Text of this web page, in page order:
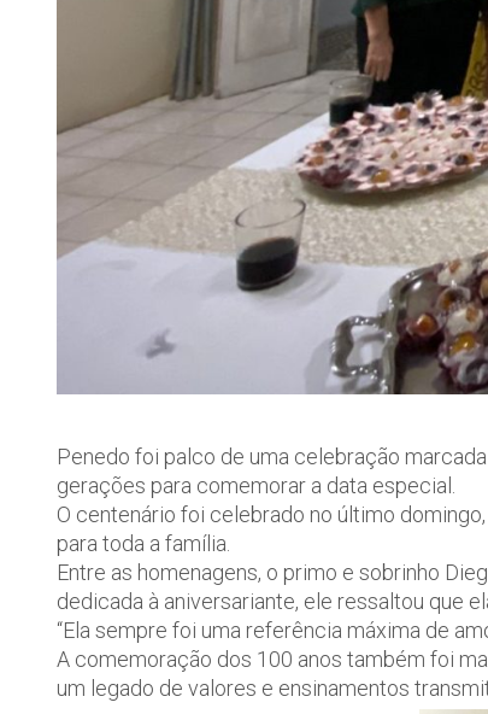
Penedo foi palco de uma celebração
gerações para comemorar a data especial.
O centenário foi celebrado no último
para toda a família.
Entre as homenagens, o primo e sobrinho
dedicada à aniversariante, ele ressaltou que
“Ela sempre foi uma referência máxima de
A comemoração dos 100 anos também foi
um legado de valores e ensinamentos